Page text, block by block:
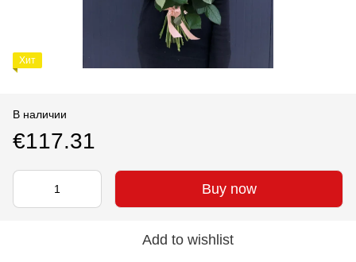
Хит
В наличии
€117.31
Buy now
Add to wishlist